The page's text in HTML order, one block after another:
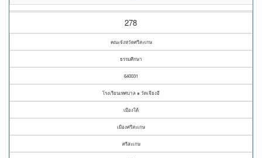
278
คณะจังหวัดศรีสะเกษ
ธรรมศึกษา
640031
โรงเรียนเทศบาล ๑ วัดเจียงอี
เมืองใต้
เมืองศรีสะเกษ
ศรีสะเกษ